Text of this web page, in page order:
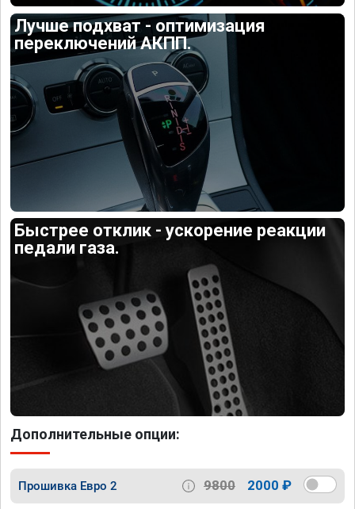
Лучше подхват - оптимизация
переключений АКПП.
Быстрее отклик - ускорение реакции
педали газа.
Дополнительные опции:
Прошивка Евро 2 9800 2000 ₽